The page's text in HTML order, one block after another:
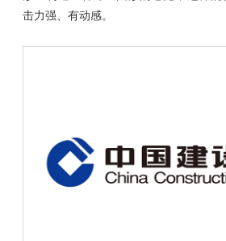
击力强、有动感。